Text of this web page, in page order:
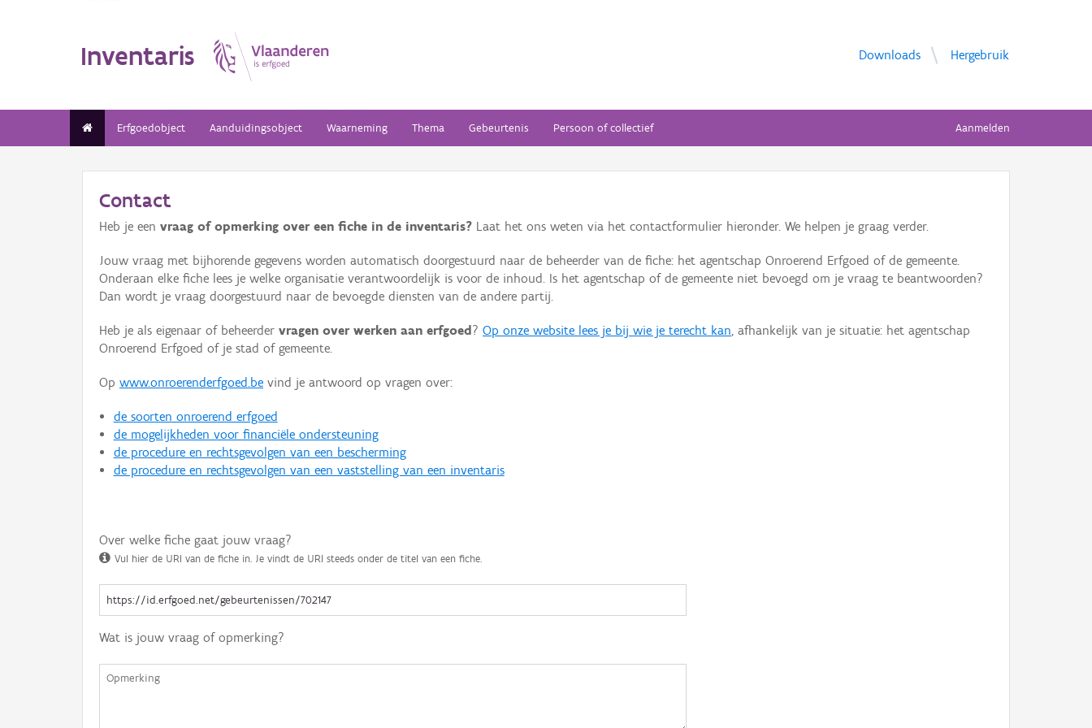
Inventaris Downloads Hergebruik
Erfgoedobject Aanduidingsobject Waarneming Thema Gebeurtenis Persoon of collectief Aanmelden
Contact
Heb je een vraag of opmerking over een fiche in de inventaris? Laat het ons weten via het contactformulier hieronder. We helpen je graag verder.
Jouw vraag met bijhorende gegevens worden automatisch doorgestuurd naar de beheerder van de fiche: het agentschap Onroerend Erfgoed of de gemeente.
Onderaan elke fiche lees je welke organisatie verantwoordelijk is voor de inhoud. Is het agentschap of de gemeente niet bevoegd om je vraag te beantwoorden?
Dan wordt je vraag doorgestuurd naar de bevoegde diensten van de andere partij.
Heb je als eigenaar of beheerder vragen over werken aan erfgoed ? Op onze website lees je bij wie je terecht kan, afhankelijk van je situatie: het agentschap
Onroerend Erfgoed of je stad of gemeente.
Op www.onroerenderfgoed.be vind je antwoord op vragen over:
de soorten onroerend erfgoed
de mogelijkheden voor financiële ondersteuning
de procedure en rechtsgevolgen van een bescherming
de procedure en rechtsgevolgen van een vaststelling van een inventaris
Over welke fiche gaat jouw vraag?
Vul hier de URI van de fiche in. Je vindt de URI steeds onder de titel van een fiche.
Wat is jouw vraag of opmerking?